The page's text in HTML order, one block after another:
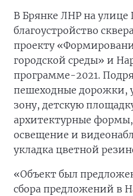
В Брянке ЛНР на
благоустройство
проекту
городской среды» и
программе-2021.
пешеходные дорожки,
зону, детскую
архитектурные
освещение и
укладка цветной
«Объект был
сбора предложений в